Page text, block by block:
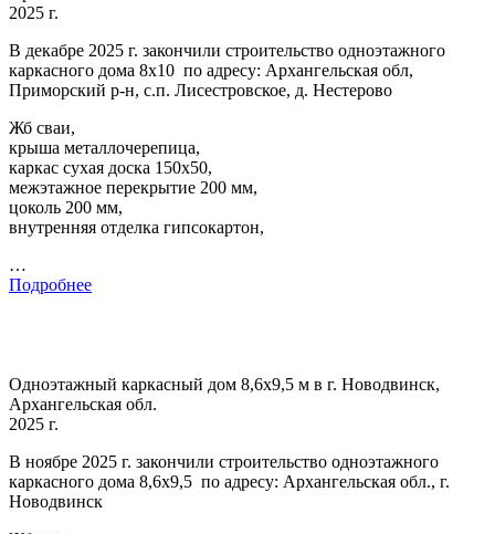
2025 г.
В декабре 2025 г. закончили строительство одноэтажного
каркасного дома 8х10 по адресу: Архангельская обл,
Приморский р-н, с.п. Лисестровское, д. Нестерово
Жб сваи,
крыша металлочерепица,
каркас сухая доска 150х50,
межэтажное перекрытие 200 мм,
цоколь 200 мм,
внутренняя отделка гипсокартон,
…
Подробнее
Одноэтажный каркасный дом 8,6х9,5 м в г. Новодвинск,
Архангельская обл.
2025 г.
В ноябре 2025 г. закончили строительство одноэтажного
каркасного дома 8,6х9,5 по адресу: Архангельская обл., г.
Новодвинск